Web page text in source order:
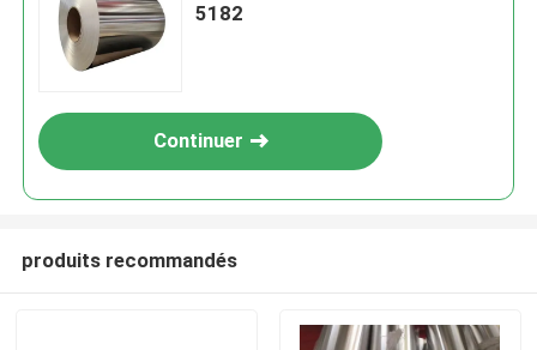
5182
Continuer
produits recommandés